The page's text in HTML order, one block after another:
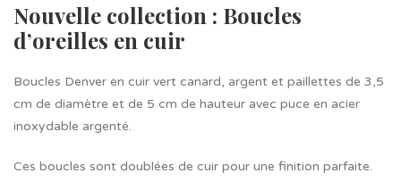
Nouvelle collection : Boucles
d’oreilles en cuir
Boucles Denver en cuir vert canard, argent et paillettes de 3,5
cm de diamètre et de 5 cm de hauteur avec puce en acier
inoxydable argenté.
Ces boucles sont doublées de cuir pour une finition parfaite.